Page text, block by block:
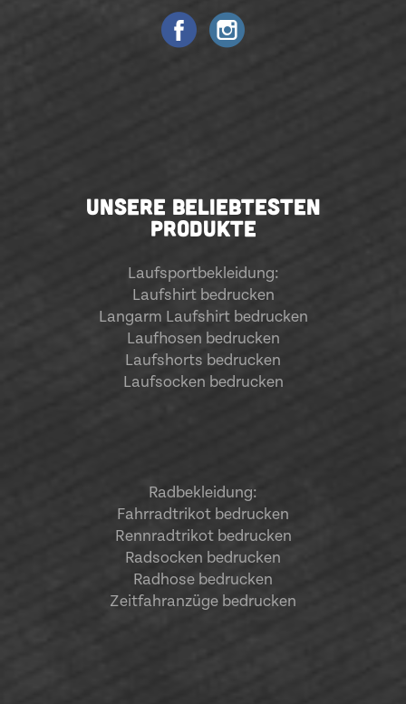
UNSERE BELIEBTESTEN
PRODUKTE
Laufsportbekleidung:
Laufshirt bedrucken
Langarm Laufshirt bedrucken
Laufhosen bedrucken
Laufshorts bedrucken
Laufsocken bedrucken
Radbekleidung:
Fahrradtrikot bedrucken
Rennradtrikot bedrucken
Radsocken bedrucken
Radhose bedrucken
Zeitfahranzüge bedrucken